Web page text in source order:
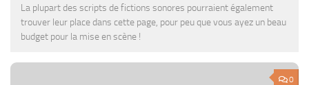
La plupart des scripts de fictions sonores pourraient également
trouver leur place dans cette page, pour peu que vous ayez un beau
budget pour la mise en scène !
0